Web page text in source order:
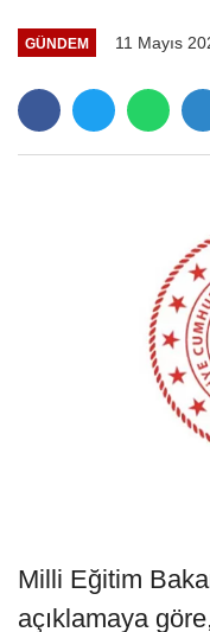
GÜNDEM 11 Mayıs
Milli Eğitim
açıklamaya